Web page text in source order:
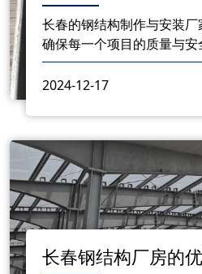
长春的钢结构制作与安装
确保每一个项目的质量与安
安装，每一个环节都需要
本流程，有助于客户更好
2024-12-17
长春钢结构厂房的